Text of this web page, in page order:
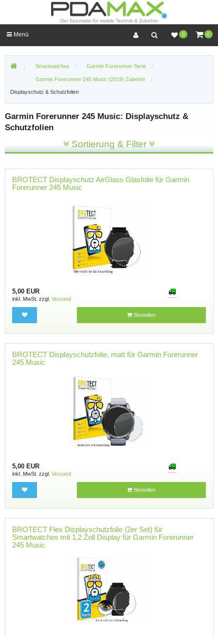
Der Spezialist für mobile Technik & Zubehör
0 0
Menü
Smartwatches Garmin Forerunner Serie
Garmin Forerunner 245 Music (2019) Zubehör
Displayschutz & Schutzfolien
Garmin Forerunner 245 Music: Displayschutz &
Schutzfolien
Sortierung & Filter
BROTECT Displayschutz AirGlass Glasfolie für Garmin
Forerunner 245 Music
5,00 EUR
inkl. MwSt. zzgl. Versand
Bestellen
BROTECT Displayschutzfolie, matt für Garmin Forerunner
245 Music
5,00 EUR
inkl. MwSt. zzgl. Versand
Bestellen
BROTECT Flex Displayschutzfolie (2er Set) für
Smartwatches mit 1,2 Zoll Display für Garmin Forerunner
245 Music